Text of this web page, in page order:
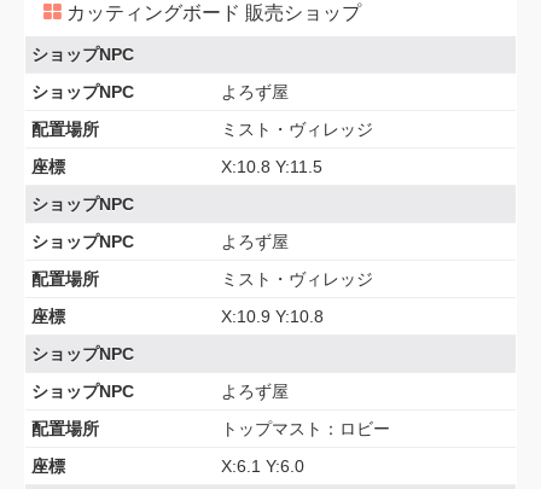
カッティングボード 販売ショップ
ショップNPC
ショップNPC
よろず屋
配置場所
ミスト・ヴィレッジ
座標
X:10.8 Y:11.5
ショップNPC
ショップNPC
よろず屋
配置場所
ミスト・ヴィレッジ
座標
X:10.9 Y:10.8
ショップNPC
ショップNPC
よろず屋
配置場所
トップマスト：ロビー
座標
X:6.1 Y:6.0